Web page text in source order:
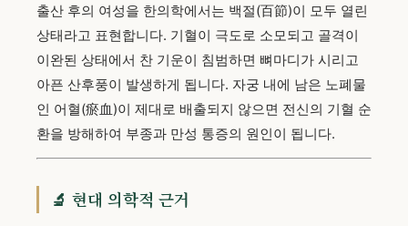
출산 후의 여성을 한의학에서는 백절(百節)이 모두 열린
상태라고 표현합니다. 기혈이 극도로 소모되고 골격이
이완된 상태에서 찬 기운이 침범하면 뼈마디가 시리고
아픈 산후풍이 발생하게 됩니다. 자궁 내에 남은 노폐물
인 어혈(瘀血)이 제대로 배출되지 않으면 전신의 기혈 순
환을 방해하여 부종과 만성 통증의 원인이 됩니다.
🔬 현대 의학적 근거